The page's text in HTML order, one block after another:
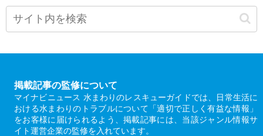
掲載記事の監修について
マイナビニュース 水まわりのレスキューガイドでは、日常生活に
おける水まわりのトラブルについて「適切で正しく有益な情報」
をお客様に届けられるよう、掲載記事には、当該ジャンル情報サ
イト運営企業の監修を入れています。